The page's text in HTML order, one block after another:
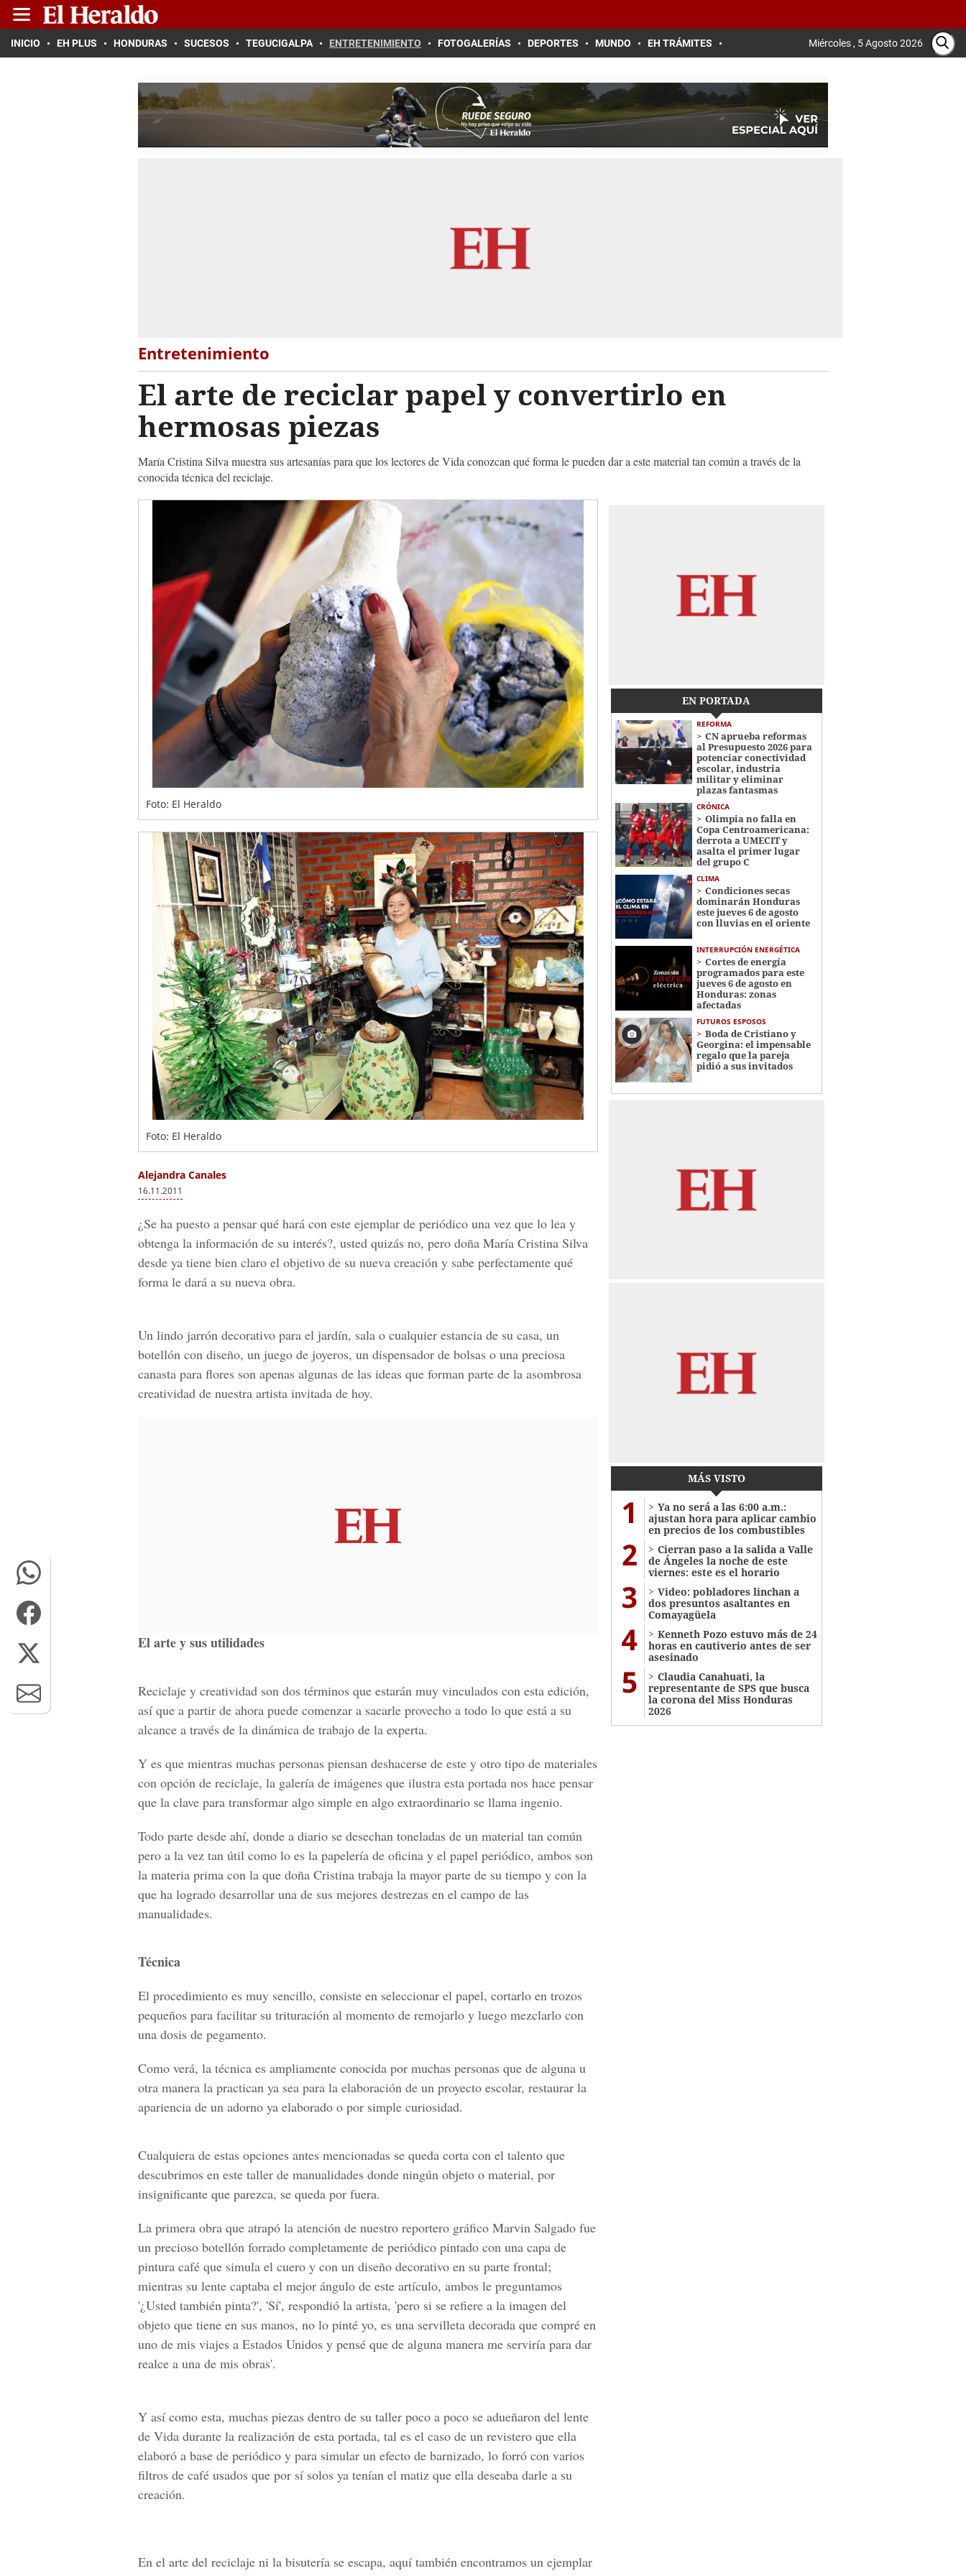
INICIO EH PLUS HONDURAS SUCESOS TEGUCIGALPA ENTRETENIMIENTO FOTOGALERÍAS DEPORTES MUNDO EH TRÁMITES Miércoles , 5 Agosto 2026
Entretenimiento
El arte de reciclar papel y convertirlo en
hermosas piezas
María Cristina Silva muestra sus artesanías para que los lectores de Vida conozcan qué forma le pueden dar a este material tan común a través de la
conocida técnica del reciclaje.
Foto: El Heraldo
Foto: El Heraldo
Alejandra Canales
16.11.2011
¿Se ha puesto a pensar qué hará con este ejemplar de periódico una vez que lo lea y
obtenga la información de su interés?, usted quizás no, pero doña María Cristina Silva
desde ya tiene bien claro el objetivo de su nueva creación y sabe perfectamente qué
forma le dará a su nueva obra.
Un lindo jarrón decorativo para el jardín, sala o cualquier estancia de su casa, un
botellón con diseño, un juego de joyeros, un dispensador de bolsas o una preciosa
canasta para flores son apenas algunas de las ideas que forman parte de la asombrosa
creatividad de nuestra artista invitada de hoy.
El arte y sus utilidades
Reciclaje y creatividad son dos términos que estarán muy vinculados con esta edición,
así que a partir de ahora puede comenzar a sacarle provecho a todo lo que está a su
alcance a través de la dinámica de trabajo de la experta.
Y es que mientras muchas personas piensan deshacerse de este y otro tipo de materiales
con opción de reciclaje, la galería de imágenes que ilustra esta portada nos hace pensar
que la clave para transformar algo simple en algo extraordinario se llama ingenio.
Todo parte desde ahí, donde a diario se desechan toneladas de un material tan común
pero a la vez tan útil como lo es la papelería de oficina y el papel periódico, ambos son
la materia prima con la que doña Cristina trabaja la mayor parte de su tiempo y con la
que ha logrado desarrollar una de sus mejores destrezas en el campo de las
manualidades.
Técnica
El procedimiento es muy sencillo, consiste en seleccionar el papel, cortarlo en trozos
pequeños para facilitar su trituración al momento de remojarlo y luego mezclarlo con
una dosis de pegamento.
Como verá, la técnica es ampliamente conocida por muchas personas que de alguna u
otra manera la practican ya sea para la elaboración de un proyecto escolar, restaurar la
apariencia de un adorno ya elaborado o por simple curiosidad.
Cualquiera de estas opciones antes mencionadas se queda corta con el talento que
descubrimos en este taller de manualidades donde ningún objeto o material, por
insignificante que parezca, se queda por fuera.
La primera obra que atrapó la atención de nuestro reportero gráfico Marvin Salgado fue
un precioso botellón forrado completamente de periódico pintado con una capa de
pintura café que simula el cuero y con un diseño decorativo en su parte frontal;
mientras su lente captaba el mejor ángulo de este artículo, ambos le preguntamos
'¿Usted también pinta?', 'Sí', respondió la artista, 'pero si se refiere a la imagen del
objeto que tiene en sus manos, no lo pinté yo, es una servilleta decorada que compré en
uno de mis viajes a Estados Unidos y pensé que de alguna manera me serviría para dar
realce a una de mis obras'.
Y así como esta, muchas piezas dentro de su taller poco a poco se adueñaron del lente
de Vida durante la realización de esta portada, tal es el caso de un revistero que ella
elaboró a base de periódico y para simular un efecto de barnizado, lo forró con varios
filtros de café usados que por sí solos ya tenían el matiz que ella deseaba darle a su
creación.
En el arte del reciclaje ni la bisutería se escapa, aquí también encontramos un ejemplar
EN PORTADA
REFORMA
CN aprueba reformas
al Presupuesto 2026 para
potenciar conectividad
escolar, industria
militar y eliminar
plazas fantasmas
CRÓNICA
Olimpia no falla en
Copa Centroamericana:
derrota a UMECIT y
asalta el primer lugar
del grupo C
CLIMA
Condiciones secas
dominarán Honduras
este jueves 6 de agosto
con lluvias en el oriente
INTERRUPCIÓN ENERGÉTICA
Cortes de energía
programados para este
jueves 6 de agosto en
Honduras: zonas
afectadas
FUTUROS ESPOSOS
Boda de Cristiano y
Georgina: el impensable
regalo que la pareja
pidió a sus invitados
MÁS VISTO
1
Ya no será a las 6:00 a.m.:
ajustan hora para aplicar cambio
en precios de los combustibles
2
Cierran paso a la salida a Valle
de Ángeles la noche de este
viernes: este es el horario
3
Video: pobladores linchan a
dos presuntos asaltantes en
Comayagüela
4
Kenneth Pozo estuvo más de 24
horas en cautiverio antes de ser
asesinado
5
Claudia Canahuati, la
representante de SPS que busca
la corona del Miss Honduras
2026